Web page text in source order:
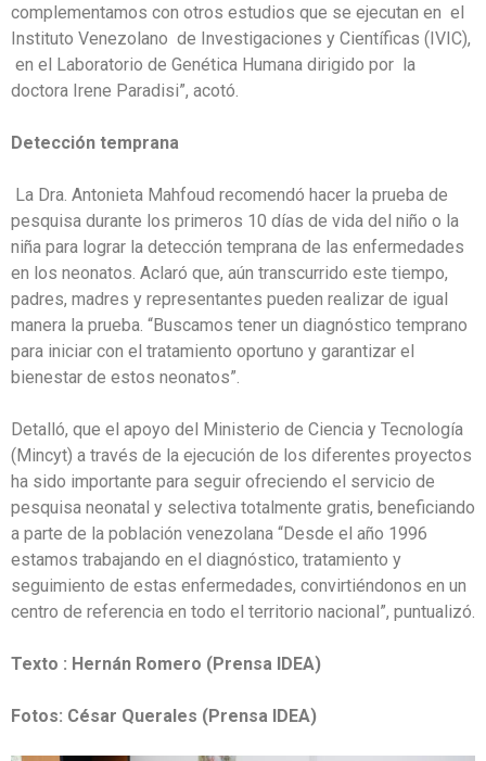
complementamos con otros estudios que se ejecutan en el
Instituto Venezolano de Investigaciones y Científicas (IVIC),
en el Laboratorio de Genética Humana dirigido por la
doctora Irene Paradisi”, acotó.
Detección temprana
La Dra. Antonieta Mahfoud recomendó hacer la prueba de
pesquisa durante los primeros 10 días de vida del niño o la
niña para lograr la detección temprana de las enfermedades
en los neonatos. Aclaró que, aún transcurrido este tiempo,
padres, madres y representantes pueden realizar de igual
manera la prueba. “Buscamos tener un diagnóstico temprano
para iniciar con el tratamiento oportuno y garantizar el
bienestar de estos neonatos”.
Detalló, que el apoyo del Ministerio de Ciencia y Tecnología
(Mincyt) a través de la ejecución de los diferentes proyectos
ha sido importante para seguir ofreciendo el servicio de
pesquisa neonatal y selectiva totalmente gratis, beneficiando
a parte de la población venezolana “Desde el año 1996
estamos trabajando en el diagnóstico, tratamiento y
seguimiento de estas enfermedades, convirtiéndonos en un
centro de referencia en todo el territorio nacional”, puntualizó.
Texto : Hernán Romero (Prensa IDEA)
Fotos: César Querales (Prensa IDEA)